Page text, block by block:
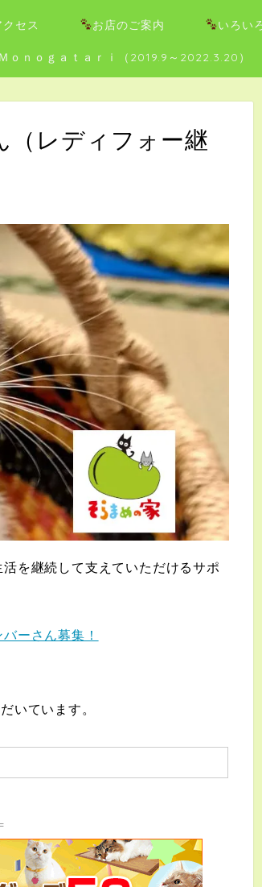
セス お店のご案内 いろい
ｏｎｏｇａｔａｒｉ（2019.9～2022.3.20）
（レディフォー継
を継続して支えていただけるサポ
ーさん募集！
いています。